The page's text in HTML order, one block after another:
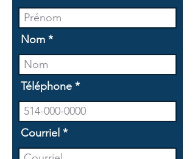
Nom
Téléphone
Courriel